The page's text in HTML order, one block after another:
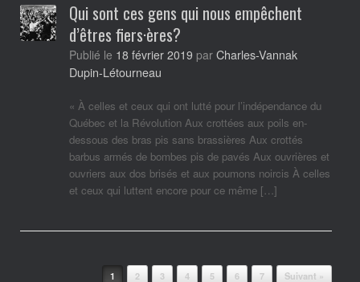
Qui sont ces gens qui nous empêchent
d’êtres fiers·ères?
Publié le 18 février 2019 par Charles-Vannak
Dupin-Létourneau
« À celles et ceux qui ont lutté pour l’indépendance du
Québec et la Révolution Aux crottées aux poils en-
dessous des bras pis sans brassières Aux crottés
barbus armés de bombes pis de pavés Aux ouvrières et
ouvriers aux dos brisés et aux poumons noircis À celles
et ceux qui luttent encore pour ce même […]
1 2 3 4 5 6 7 Suivant »